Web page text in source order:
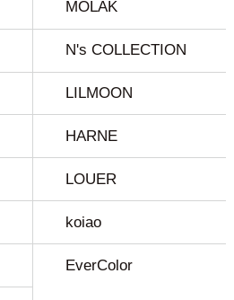
MOLAK
N's COLLECTION
LILMOON
HARNE
LOUER
koiao
EverColor